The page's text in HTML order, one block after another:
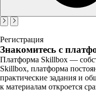
Регистрация
Знакомитесь с
Платформа Skillbox —
Skillbox, платформа
практические задания и
к материалам откроется